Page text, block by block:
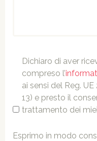
Dichiaro di aver
compreso l’
ai sensi del Reg.
13) e presto il
trattamento dei
Esprimo in modo